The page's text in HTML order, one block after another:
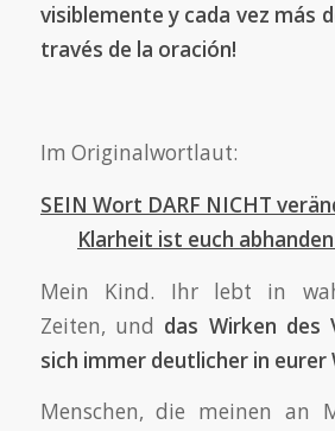
visiblemente y cada vez más
través de la oración!
Im Originalwortlaut:
SEIN Wort DARF NICHT
Klarheit ist euch
Mein Kind. Ihr lebt in
Zeiten, und das Wirken des
sich immer deutlicher in eurer
Menschen, die meinen an